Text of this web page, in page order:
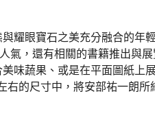
耀眼寶石之美充分融合的年
氣，還有相關的書籍推出與
味蔬果、或是在平面圖紙上
的尺寸中，將安部祐一朗所